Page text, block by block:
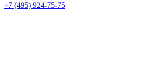
+7 (495) 924-75-75